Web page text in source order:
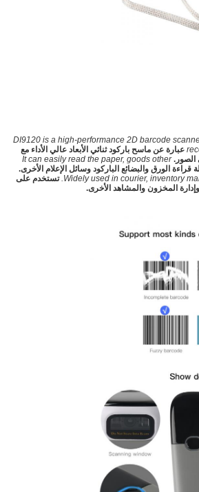
DI9120 is a high-performance 2D barcode
DI9120 عبارة عن ماسح باركود ثنائي الأبعاد عالي الأداء مع
It can easily read the paper, goods other
الورق والبضائع الباركود وسائل الإعلام الأخرى.
Widely used in courier, inventory تستخدم على
المخزون والمشاهد الأخرى.